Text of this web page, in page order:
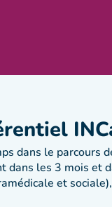
dans le
les 3 mois et
et